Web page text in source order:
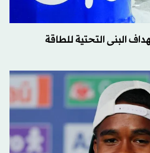
البنى التحتية للطاقة